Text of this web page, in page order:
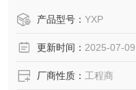
产品型号： YXP
更新时间： 2025-07-09
厂商性质： 工程商